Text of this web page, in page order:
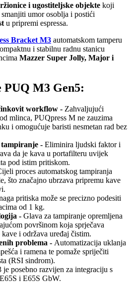
i ugostiteljske objekte koji
umor osoblja i postići
u pripremi espressa.
Bracket M3 automatskom tamperu
i stabilnu radnu stanicu
Mazzer Super Jolly, Major i
M3 Gen5:
workflow - Zahvaljujući
mlinca, PUQpress M ne zauzima
i omogućuje baristi nesmetan rad bez
- Eliminira ljudski faktor i
da je kava u portafilteru uvijek
pod istim pritiskom.
proces automatskog tampiranja
što značajno ubrzava pripremu kave
pritiska može se precizno podesiti
od 1 kg.
- Glava za tampiranje opremljena
površinom koja sprječava
i održava uređaj čistim.
problema - Automatizacija uklanja
i ramena te pomaže spriječiti
(RSI sindrom).
je posebno razvijen za integraciju s
i E65S GbW.